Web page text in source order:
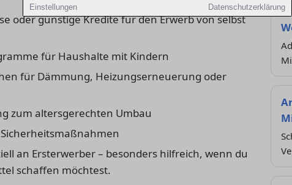
Einstellungen Datenschutzerklärung
oder günstige Kredite für den Erwerb von selbst
für Haushalte mit Kindern
für Dämmung, Heizungserneuerung oder
zum altersgerechten Umbau
an Ersterwerber – besonders hilfreich, wenn du
schaffen möchtest.